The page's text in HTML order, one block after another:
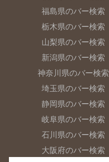
福島県のバー検索
栃木県のバー検索
山梨県のバー検索
新潟県のバー検索
神奈川県のバー検索
埼玉県のバー検索
静岡県のバー検索
岐阜県のバー検索
石川県のバー検索
大阪府のバー検索